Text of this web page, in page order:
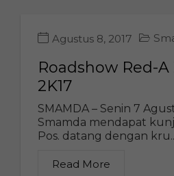
Agustus 8, 2017
Roadshow Red-
2K17
SMAMDA – Senin 7
Smamda mendapat
Pos. datang dengan
Read More